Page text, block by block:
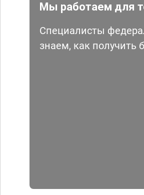
Мы работаем для
Специалисты
знаем, как